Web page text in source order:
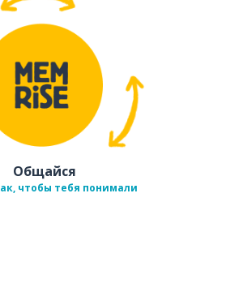
Общайся
чтобы тебя понимали